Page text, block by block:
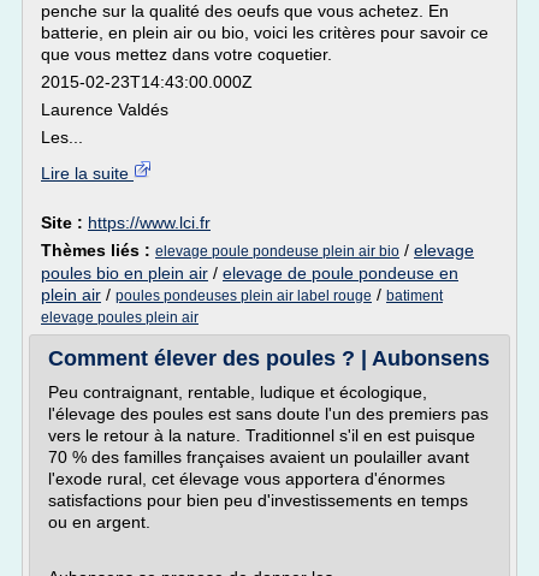
penche sur la qualité des oeufs que vous achetez. En
batterie, en plein air ou bio, voici les critères pour savoir ce
que vous mettez dans votre coquetier.
2015-02-23T14:43:00.000Z
Laurence Valdés
Les...
Lire la suite
Site : https://www.lci.fr
Thèmes liés : elevage poule pondeuse plein air bio / elevage
poules bio en plein air / elevage de poule pondeuse en
plein air / poules pondeuses plein air label rouge / batiment
elevage poules plein air
Comment élever des poules ? | Aubonsens
Peu contraignant, rentable, ludique et écologique,
l'élevage des poules est sans doute l'un des premiers pas
vers le retour à la nature. Traditionnel s'il en est puisque
70 % des familles françaises avaient un poulailler avant
l'exode rural, cet élevage vous apportera d'énormes
satisfactions pour bien peu d'investissements en temps
ou en argent.